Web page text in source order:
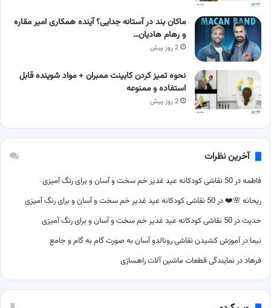
ماکان بند در آستانه جدایی؟ آینده همکاری امیر مقاره
و رهام هادیان…
2 روز پیش
نحوه تمیز کردن کابینت ممبران + مواد شوینده قابل
استفاده و ممنوعه
2 روز پیش
آخرین نظرات
فاطمهدر 50 نقاشی کودکانه عید غدیر خم سخت و آسان و برای رنگ آمیزی
ریحانه 🌸❤️در 50 نقاشی کودکانه عید غدیر خم سخت و آسان و برای رنگ آمیزی
حدیثدر 50 نقاشی کودکانه عید غدیر خم سخت و آسان و برای رنگ آمیزی
نیما درآموزش کشیدن نقاشی رونالدو آسان به صورت گام به گام و جامع
فرهاددر نمایندگی قطعات ماشین آلات راهسازی